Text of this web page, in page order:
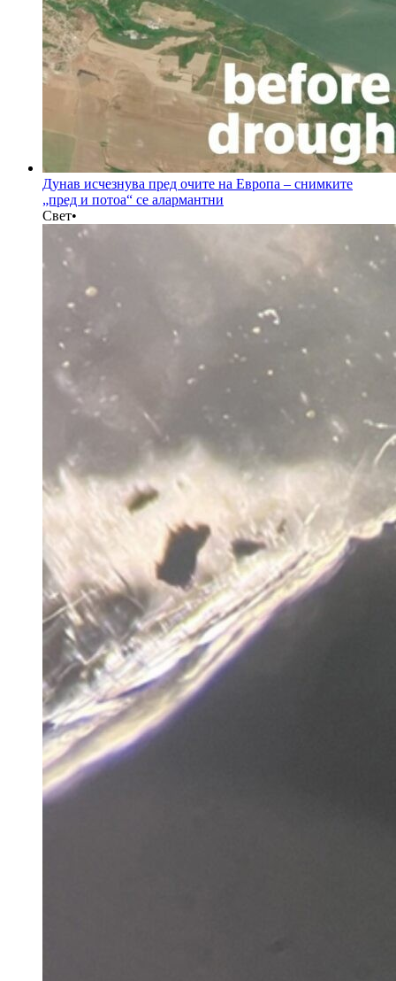
Дунав исчезнува пред очите на Европа – снимките
„пред и потоа“ се алармантни
Свет•